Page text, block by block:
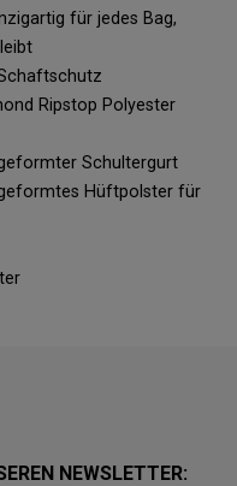
für jedes Bag,
Ripstop Polyester
Schultergurt
Hüftpolster für
NEWSLETTER: